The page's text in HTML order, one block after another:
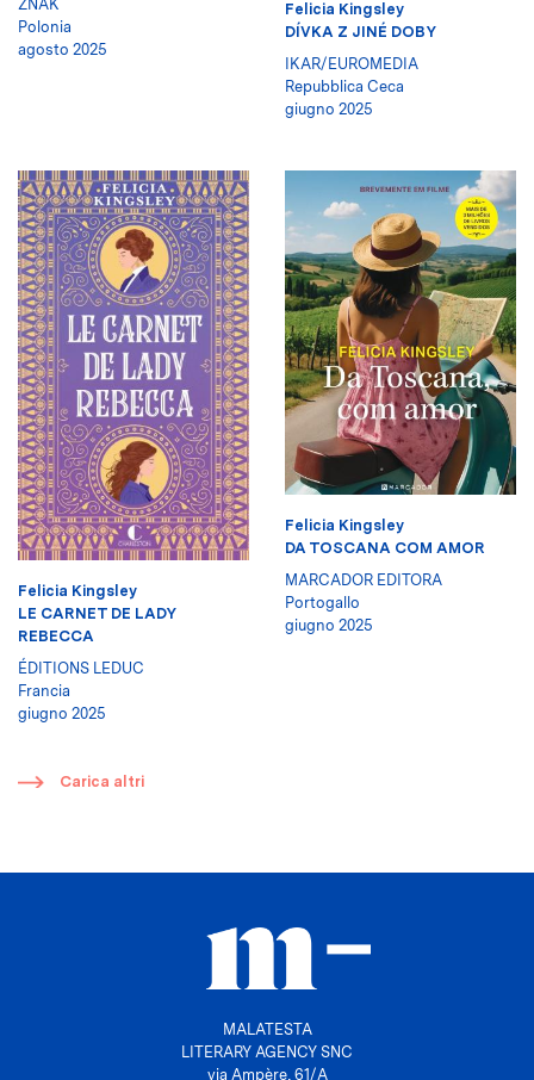
ZNAK
Polonia
agosto 2025
Felicia Kingsley
DÍVKA Z JINÉ DOBY
IKAR/EUROMEDIA
Repubblica Ceca
giugno 2025
Felicia Kingsley
LE CARNET DE LADY
REBECCA
ÉDITIONS LEDUC
Francia
giugno 2025
Felicia Kingsley
DA TOSCANA COM AMOR
MARCADOR EDITORA
Portogallo
giugno 2025
​ Carica altri
MALATESTA
LITERARY AGENCY SNC
via Ampère, 61/A